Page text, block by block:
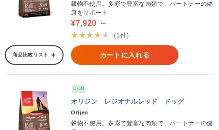
穀物不使用。多彩で豊富な肉類で、パートナーの健
康をサポート
¥7,920 ～
★★★★★
(1件)
商品比較リスト カートに入れる
DOG
オリジン レジオナルレッド ドッグ
Orijen
穀物不使用。多彩で豊富な肉類で、パートナーの健